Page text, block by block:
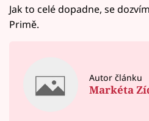
Jak to celé dopadne, se
Primě.
Autor článku
Markéta